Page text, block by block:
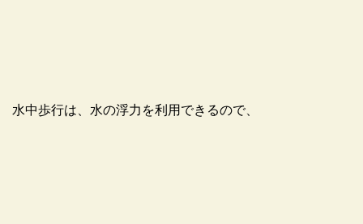
水中歩行は、水の浮力を利用できるので、